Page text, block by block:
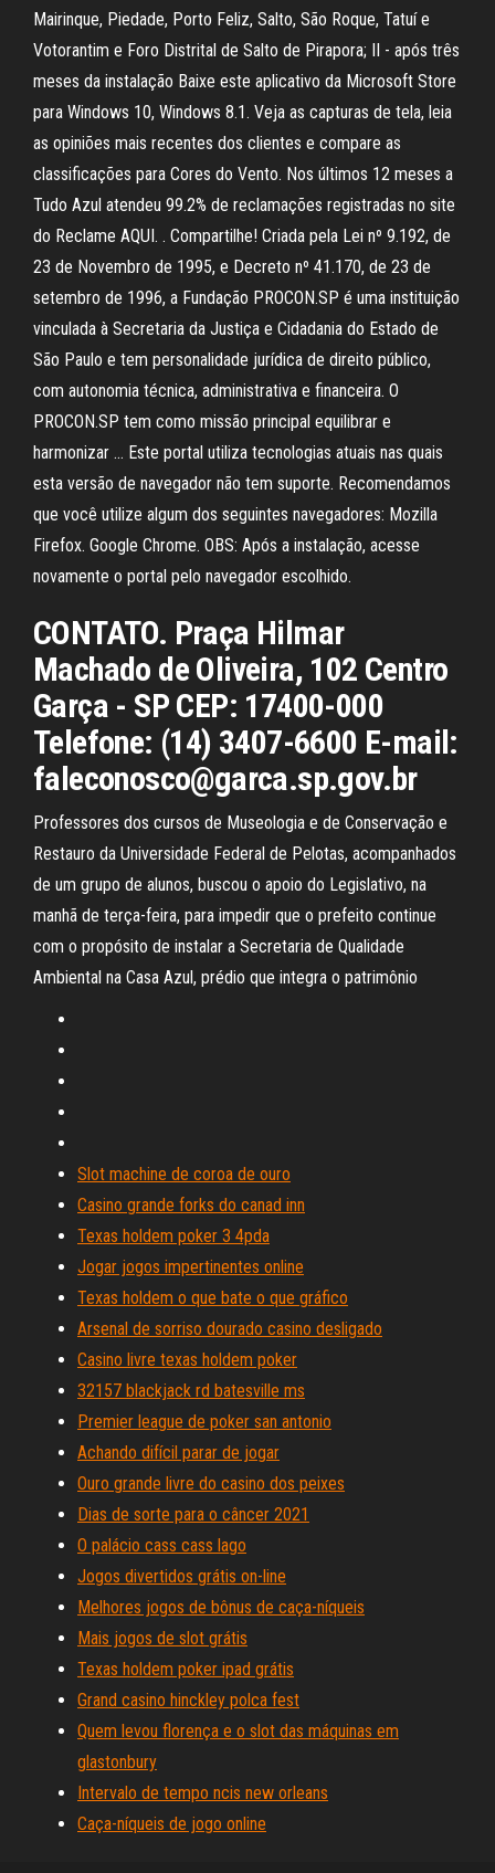
Mairinque, Piedade, Porto Feliz, Salto, São Roque, Tatuí e
Votorantim e Foro Distrital de Salto de Pirapora; II - após três
meses da instalação Baixe este aplicativo da Microsoft Store
para Windows 10, Windows 8.1. Veja as capturas de tela, leia
as opiniões mais recentes dos clientes e compare as
classificações para Cores do Vento. Nos últimos 12 meses a
Tudo Azul atendeu 99.2% de reclamações registradas no site
do Reclame AQUI. . Compartilhe! Criada pela Lei nº 9.192, de
23 de Novembro de 1995, e Decreto nº 41.170, de 23 de
setembro de 1996, a Fundação PROCON.SP é uma instituição
vinculada à Secretaria da Justiça e Cidadania do Estado de
São Paulo e tem personalidade jurídica de direito público,
com autonomia técnica, administrativa e financeira. O
PROCON.SP tem como missão principal equilibrar e
harmonizar … Este portal utiliza tecnologias atuais nas quais
esta versão de navegador não tem suporte. Recomendamos
que você utilize algum dos seguintes navegadores: Mozilla
Firefox. Google Chrome. OBS: Após a instalação, acesse
novamente o portal pelo navegador escolhido.
CONTATO. Praça Hilmar
Machado de Oliveira, 102 Centro
Garça - SP CEP: 17400-000
Telefone: (14) 3407-6600 E-mail:
faleconosco@garca.sp.gov.br
Professores dos cursos de Museologia e de Conservação e
Restauro da Universidade Federal de Pelotas, acompanhados
de um grupo de alunos, buscou o apoio do Legislativo, na
manhã de terça-feira, para impedir que o prefeito continue
com o propósito de instalar a Secretaria de Qualidade
Ambiental na Casa Azul, prédio que integra o patrimônio
Slot machine de coroa de ouro
Casino grande forks do canad inn
Texas holdem poker 3 4pda
Jogar jogos impertinentes online
Texas holdem o que bate o que gráfico
Arsenal de sorriso dourado casino desligado
Casino livre texas holdem poker
32157 blackjack rd batesville ms
Premier league de poker san antonio
Achando difícil parar de jogar
Ouro grande livre do casino dos peixes
Dias de sorte para o câncer 2021
O palácio cass cass lago
Jogos divertidos grátis on-line
Melhores jogos de bônus de caça-níqueis
Mais jogos de slot grátis
Texas holdem poker ipad grátis
Grand casino hinckley polca fest
Quem levou florença e o slot das máquinas em
glastonbury
Intervalo de tempo ncis new orleans
Caça-níqueis de jogo online